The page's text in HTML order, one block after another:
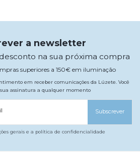
a newsletter
na sua próxima compra
superiores a 150€ em iluminação
em receber comunicações da Lúzete. Você
assinatura a qualquer momento
Subscrever
gerais e a política de confidencialidade